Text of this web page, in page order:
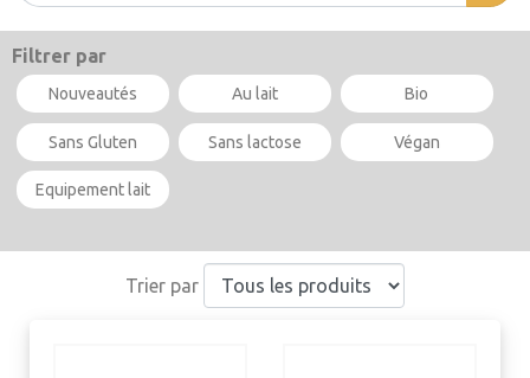
Filtrer par
Nouveautés Au lait Bio
Sans Gluten Sans lactose Végan
Equipement lait
Trier par